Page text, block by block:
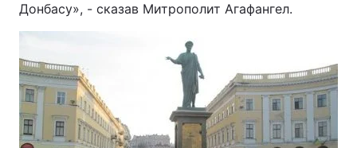
Донбасу», - сказав Митрополит Агафангел.